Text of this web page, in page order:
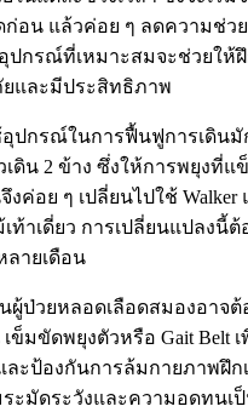
อน แล้วค่อย ๆ ลดความช่ว
ปกรณ์ที่เหมาะสมจะช่วยให้
ยและมีประสิทธิภาพ
ปกรณ์ในการฟื้นฟูการเดินมัก
เดิน 2 ข้าง ซึ่งให้การพยุงที่
ค่อย ๆ เปลี่ยนไปใช้ Walker
ท้าเดี่ยว การเปลี่ยนแปลงนี้ต้
ายเดือน
ผู้ป่วยหลอดเลือดสมองอาจ
เข็มขัดพยุงตัวหรือ Gait Belt
ะป้องกันการล้มกายภาพฝึก
ะมัดระวังและความอดทนเป็